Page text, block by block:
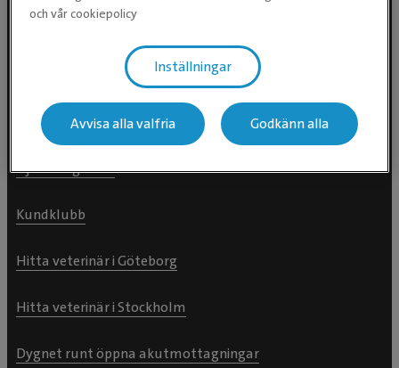
Våra behandlingar
Djurvårdguiden
Kundklubb
Hitta veterinär i Göteborg
Hitta veterinär i Stockholm
Dygnet runt öppna akutmottagningar
och vår cookiepolicy
Inställningar
Avvisa alla valfria Godkänn alla